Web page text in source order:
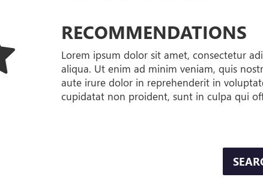
RECOMMENDATIONS
Lorem ipsum dolor sit amet, consectetur
aliqua. Ut enim ad minim veniam, quis
aute irure dolor in reprehenderit in
cupidatat non proident, sunt in culpa qui